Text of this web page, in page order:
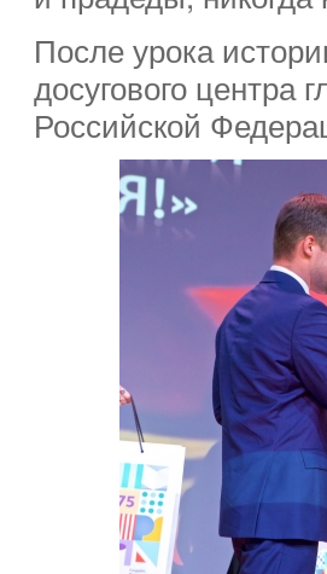
После урока
досугового центра
Российской